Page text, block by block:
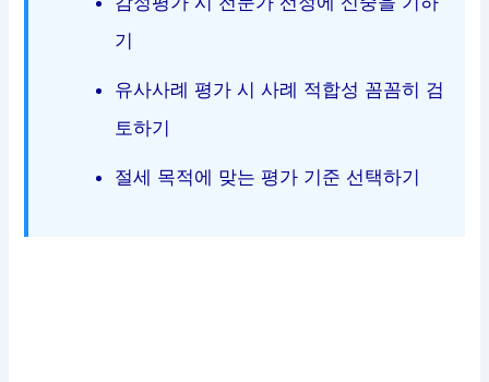
기
유사사례 평가 시 사례 적합성 꼼꼼히 검
토하기
절세 목적에 맞는 평가 기준 선택하기